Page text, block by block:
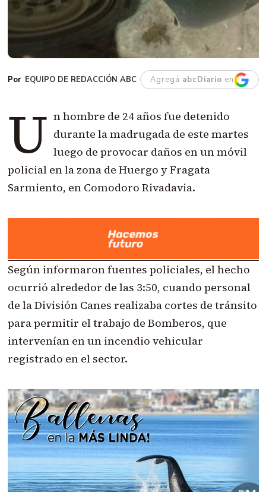
EQUIPO DE REDACCIÓN ABC Agregá abcDiario en
U n hombre de 24 años fue detenido
durante la madrugada de este martes
luego de provocar daños en un móvil
policial en la zona de Huergo y Fragata
Sarmiento, en Comodoro Rivadavia.
Según informaron fuentes policiales, el hecho
ocurrió alrededor de las 3:50, cuando personal
de la División Canes realizaba cortes de tránsito
para permitir el trabajo de Bomberos, que
intervenían en un incendio vehicular
registrado en el sector.